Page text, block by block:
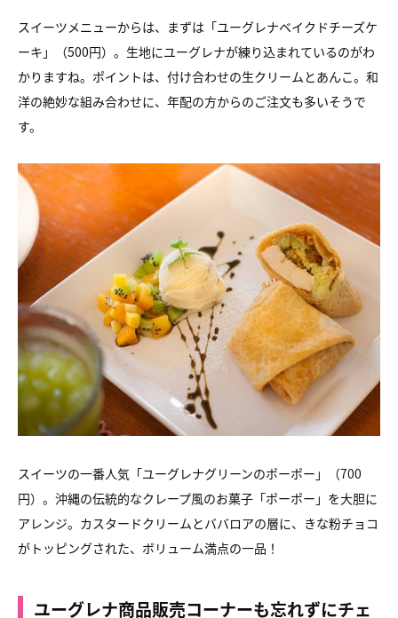
スイーツメニューからは、 まずは「ユーグレナベイクドチーズケ
ーキ」（500円）。 生地にユーグレナが練り込まれているのがわ
かりますね。 ポイントは、付け合わせの生クリームとあんこ。 和
洋の絶妙な組み合わせに、年配の方からのご注文も多いそうで
す。
スイーツの一番人気「ユーグレナグリーンのポーポー」（700
円）。 沖縄の伝統的なクレープ風のお菓子「ポーポー」を大胆に
アレンジ。 カスタードクリームとババロアの層に、 きな粉チョコ
がトッピングされた、ボリューム満点の一品！
ユーグレナ商品販売コーナーも忘れずにチェ